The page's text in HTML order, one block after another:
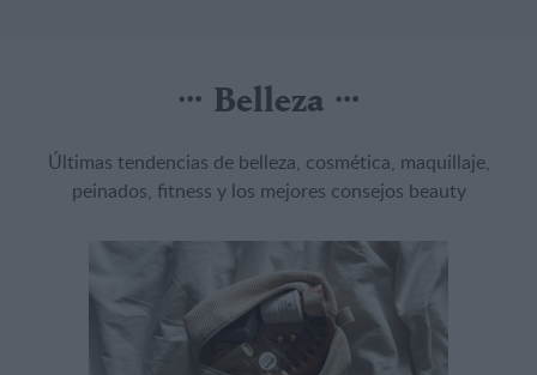
Belleza
Últimas tendencias de belleza, cosmética, maquillaje,
peinados, fitness y los mejores consejos beauty